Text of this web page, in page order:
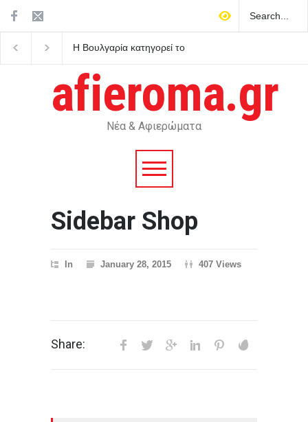
Η Βουλγαρία κατηγορεί το
αγωγό φυσικού αερίου
AntiNero στη Δυτική
afieroma.gr
Νέα & Αφιερώματα
Sidebar Shop
In January 28, 2015 407 Views
Share: